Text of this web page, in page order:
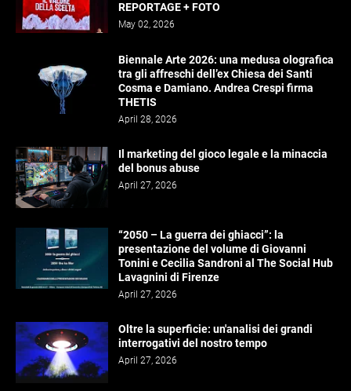
REPORTAGE + FOTO
May 02, 2026
Biennale Arte 2026: una medusa olografica
tra gli affreschi dell’ex Chiesa dei Santi
Cosma e Damiano. Andrea Crespi firma
THETIS
April 28, 2026
Il marketing del gioco legale e la minaccia
del bonus abuse
April 27, 2026
“2050 – La guerra dei ghiacci”: la
presentazione del volume di Giovanni
Tonini e Cecilia Sandroni al The Social Hub
Lavagnini di Firenze
April 27, 2026
Oltre la superficie: un'analisi dei grandi
interrogativi del nostro tempo
April 27, 2026